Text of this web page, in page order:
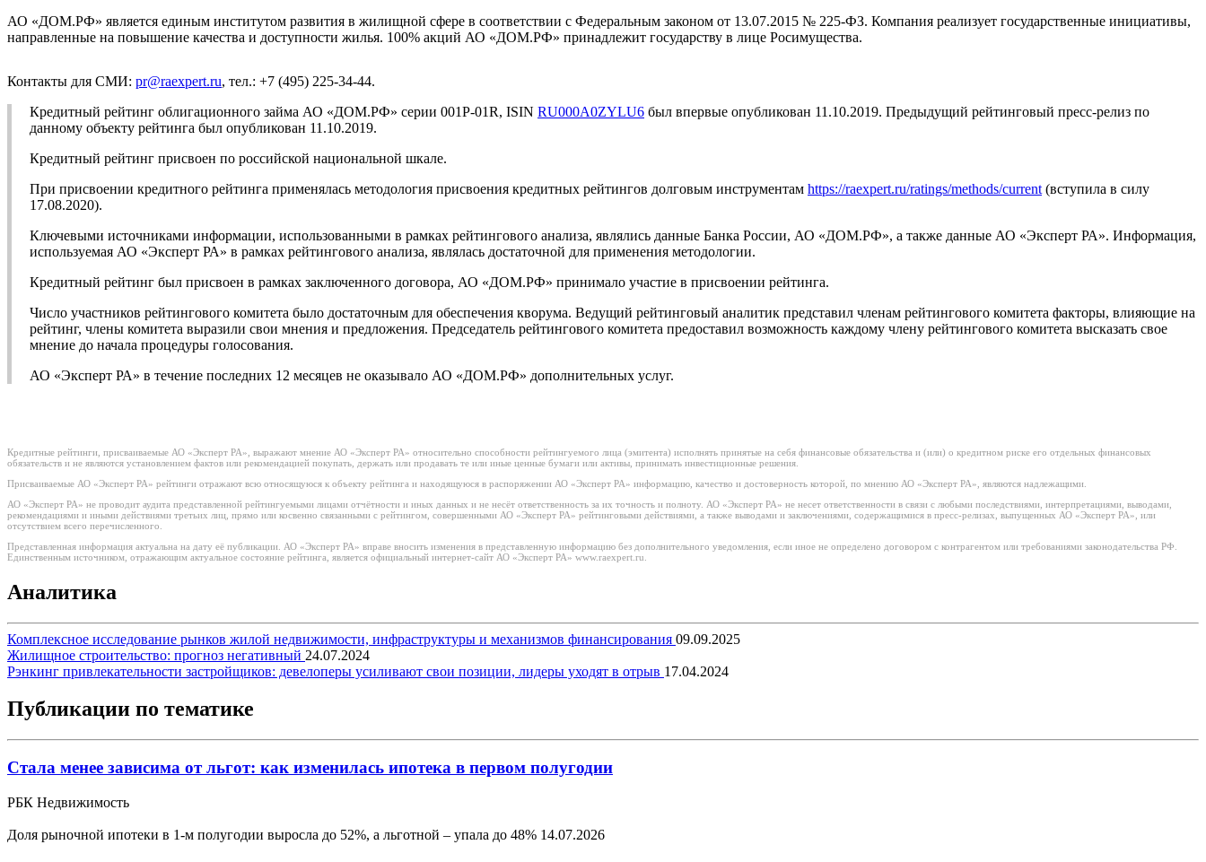
АО «ДОМ.РФ» является единым институтом развития в жилищной сфере в соответствии с Федеральным законом от 13.07.2015 № 225-ФЗ. Компания реализует государственные инициативы,
направленные на повышение качества и доступности жилья. 100% акций АО «ДОМ.РФ» принадлежит государству в лице Росимущества.
Контакты для СМИ: pr@raexpert.ru, тел.: +7 (495) 225-34-44.
Кредитный рейтинг облигационного займа АО «ДОМ.РФ» серии 001Р-01R, ISIN RU000A0ZYLU6 был впервые опубликован 11.10.2019. Предыдущий рейтинговый пресс-релиз по
данному объекту рейтинга был опубликован 11.10.2019.
Кредитный рейтинг присвоен по российской национальной шкале.
При присвоении кредитного рейтинга применялась методология присвоения кредитных рейтингов долговым инструментам https://raexpert.ru/ratings/methods/current (вступила в силу
17.08.2020).
Ключевыми источниками информации, использованными в рамках рейтингового анализа, являлись данные Банка России, АО «ДОМ.РФ», а также данные АО «Эксперт РА». Информация,
используемая АО «Эксперт РА» в рамках рейтингового анализа, являлась достаточной для применения методологии.
Кредитный рейтинг был присвоен в рамках заключенного договора, АО «ДОМ.РФ» принимало участие в присвоении рейтинга.
Число участников рейтингового комитета было достаточным для обеспечения кворума. Ведущий рейтинговый аналитик представил членам рейтингового комитета факторы, влияющие на
рейтинг, члены комитета выразили свои мнения и предложения. Председатель рейтингового комитета предоставил возможность каждому члену рейтингового комитета высказать свое
мнение до начала процедуры голосования.
АО «Эксперт РА» в течение последних 12 месяцев не оказывало АО «ДОМ.РФ» дополнительных услуг.
Кредитные рейтинги, присваиваемые АО «Эксперт РА», выражают мнение АО «Эксперт РА» относительно способности рейтингуемого лица (эмитента) исполнять принятые на себя финансовые обязательства и (или) о кредитном риске его отдельных финансовых
обязательств и не являются установлением фактов или рекомендацией покупать, держать или продавать те или иные ценные бумаги или активы, принимать инвестиционные решения.
Присваиваемые АО «Эксперт РА» рейтинги отражают всю относящуюся к объекту рейтинга и находящуюся в распоряжении АО «Эксперт РА» информацию, качество и достоверность которой, по мнению АО «Эксперт РА», являются надлежащими.
АО «Эксперт РА» не проводит аудита представленной рейтингуемыми лицами отчётности и иных данных и не несёт ответственность за их точность и полноту. АО «Эксперт РА» не несет ответственности в связи с любыми последствиями, интерпретациями, выводами,
рекомендациями и иными действиями третьих лиц, прямо или косвенно связанными с рейтингом, совершенными АО «Эксперт РА» рейтинговыми действиями, а также выводами и заключениями, содержащимися в пресс-релизах, выпущенных АО «Эксперт РА», или
отсутствием всего перечисленного.
Представленная информация актуальна на дату её публикации. АО «Эксперт РА» вправе вносить изменения в представленную информацию без дополнительного уведомления, если иное не определено договором с контрагентом или требованиями законодательства РФ.
Единственным источником, отражающим актуальное состояние рейтинга, является официальный интернет-сайт АО «Эксперт РА» www.raexpert.ru.
Аналитика
Комплексное исследование рынков жилой недвижимости, инфраструктуры и механизмов финансирования 09.09.2025
Жилищное строительство: прогноз негативный 24.07.2024
Рэнкинг привлекательности застройщиков: девелоперы усиливают свои позиции, лидеры уходят в отрыв 17.04.2024
Публикации по тематике
Стала менее зависима от льгот: как изменилась ипотека в первом полугодии
РБК Недвижимость
Доля рыночной ипотеки в 1-м полугодии выросла до 52%, а льготной – упала до 48% 14.07.2026